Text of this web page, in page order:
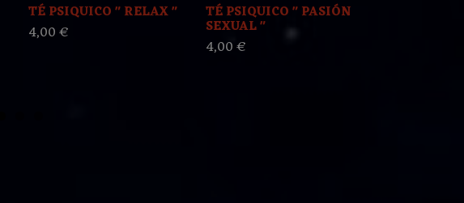
TÉ PSIQUICO " RELAX "
4,00 €
TÉ PSIQUICO " PASIÓN
SEXUAL "
4,00 €